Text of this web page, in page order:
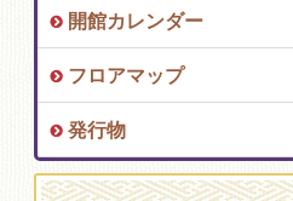
開館カレンダー
フロアマップ
発行物